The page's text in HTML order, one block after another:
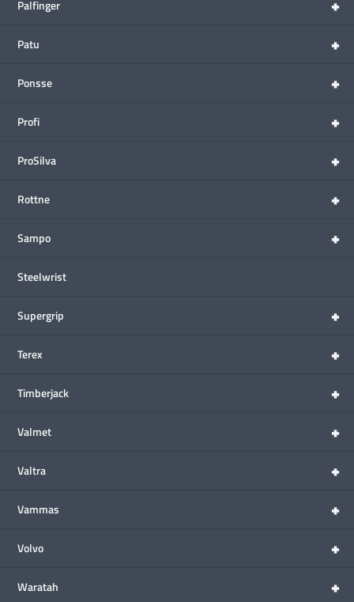
+
Palfinger
+
Patu
+
Ponsse
+
Profi
+
ProSilva
+
Rottne
+
Sampo
Steelwrist
+
Supergrip
+
Terex
+
Timberjack
+
Valmet
+
Valtra
+
Vammas
+
Volvo
+
Waratah